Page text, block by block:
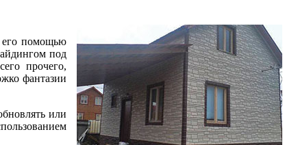
его помощью
под
прочего,
фантазии
или